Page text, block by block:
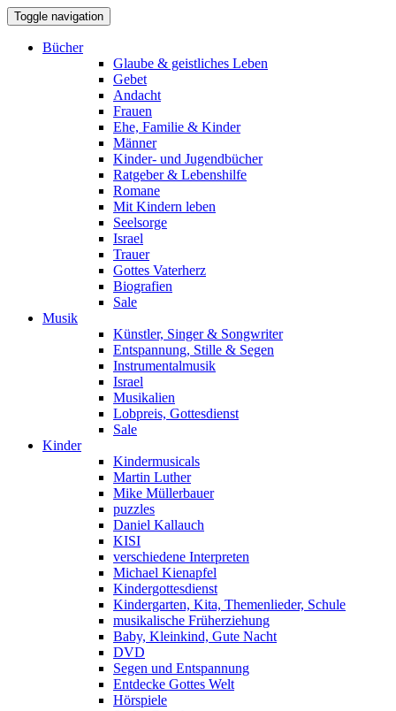
Toggle navigation
Bücher
Glaube & geistliches Leben
Gebet
Andacht
Frauen
Ehe, Familie & Kinder
Männer
Kinder- und Jugendbücher
Ratgeber & Lebenshilfe
Romane
Mit Kindern leben
Seelsorge
Israel
Trauer
Gottes Vaterherz
Biografien
Sale
Musik
Künstler, Singer & Songwriter
Entspannung, Stille & Segen
Instrumentalmusik
Israel
Musikalien
Lobpreis, Gottesdienst
Sale
Kinder
Kindermusicals
Martin Luther
Mike Müllerbauer
puzzles
Daniel Kallauch
KISI
verschiedene Interpreten
Michael Kienapfel
Kindergottesdienst
Kindergarten, Kita, Themenlieder, Schule
musikalische Früherziehung
Baby, Kleinkind, Gute Nacht
DVD
Segen und Entspannung
Entdecke Gottes Welt
Hörspiele